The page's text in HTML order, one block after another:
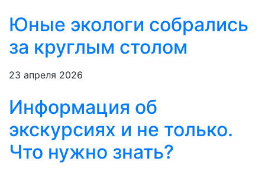
Юные экологи собрались
за круглым столом
23 апреля 2026
Информация об
экскурсиях и не только.
Что нужно знать?